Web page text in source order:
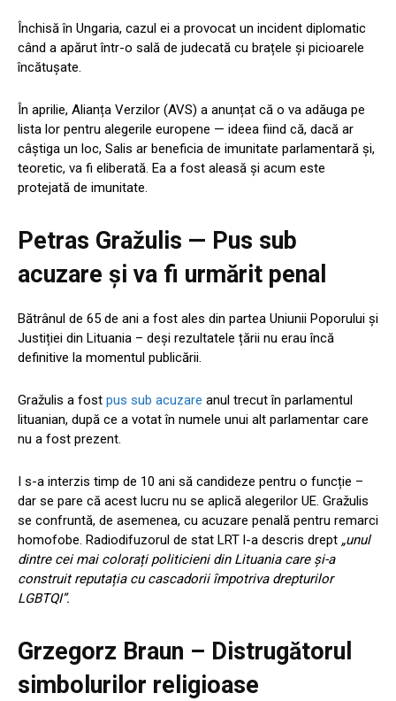
Închisă în Ungaria, cazul ei a provocat un incident diplomatic
când a apărut într-o sală de judecată cu brațele și picioarele
încătușate.
În aprilie, Alianța Verzilor (AVS) a anunțat că o va adăuga pe
lista lor pentru alegerile europene — ideea fiind că, dacă ar
câștiga un loc, Salis ar beneficia de imunitate parlamentară și,
teoretic, va fi eliberată. Ea a fost aleasă și acum este
protejată de imunitate.
Petras Gražulis — Pus sub
acuzare și va fi urmărit penal
Bătrânul de 65 de ani a fost ales din partea Uniunii Poporului și
Justiției din Lituania – deși rezultatele țării nu erau încă
definitive la momentul publicării.
Gražulis a fost pus sub acuzare anul trecut în parlamentul
lituanian, după ce a votat în numele unui alt parlamentar care
nu a fost prezent.
I s-a interzis timp de 10 ani să candideze pentru o funcție –
dar se pare că acest lucru nu se aplică alegerilor UE. Gražulis
se confruntă, de asemenea, cu acuzare penală pentru remarci
homofobe. Radiodifuzorul de stat LRT l-a descris drept „unul
dintre cei mai colorați politicieni din Lituania care și-a
construit reputația cu cascadorii împotriva drepturilor
LGBTQI”.
Grzegorz Braun – Distrugătorul
simbolurilor religioase